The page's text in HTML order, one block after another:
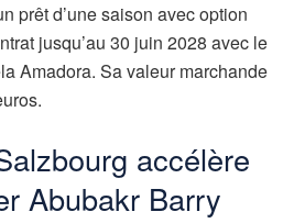
prêt d’une saison avec option
jusqu’au 30 juin 2028 avec le
Amadora. Sa valeur marchande
accélère
Abubakr Barry